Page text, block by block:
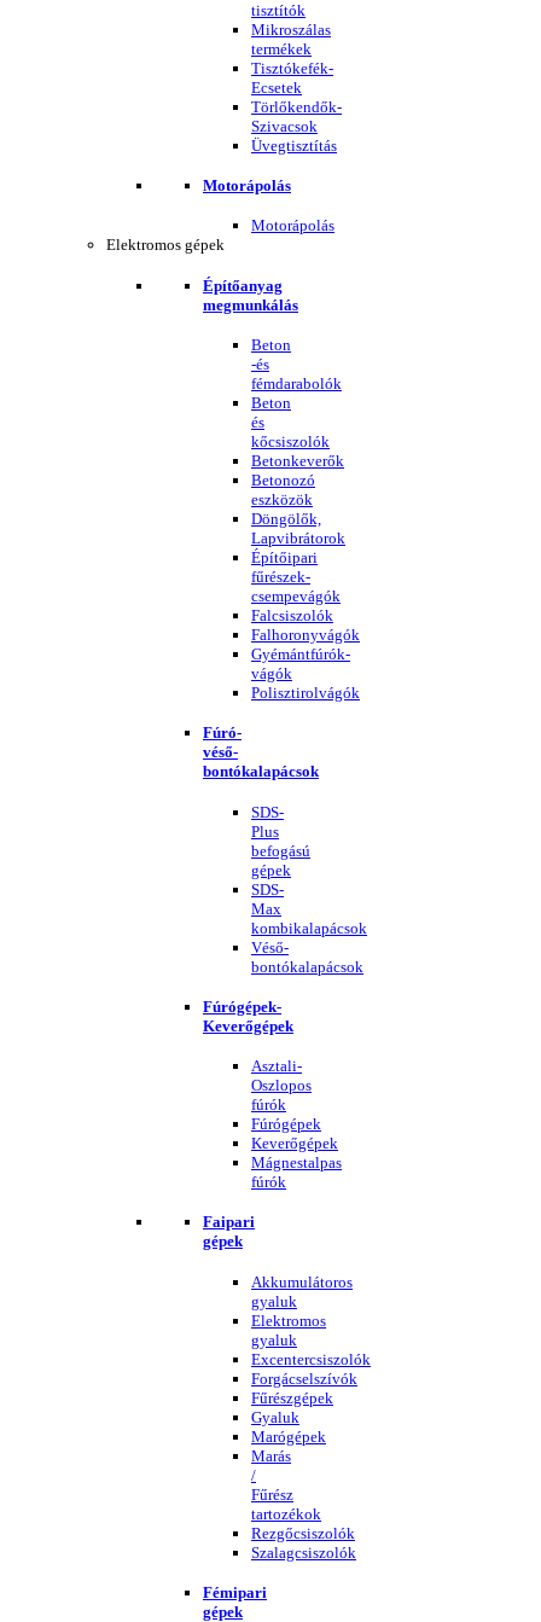
tisztítók
Mikroszálas
termékek
Tisztókefék-
Ecsetek
Törlőkendők-
Szivacsok
Üvegtisztítás
Motorápolás
Motorápolás
Elektromos gépek
Építőanyag
megmunkálás
Beton
-és
fémdarabolók
Beton
és
kőcsiszolók
Betonkeverők
Betonozó
eszközök
Döngölők,
Lapvibrátorok
Építőipari
fűrészek-
csempevágók
Falcsiszolók
Falhoronyvágók
Gyémántfúrók-
vágók
Polisztirolvágók
Fúró-
véső-
bontókalapácsok
SDS-
Plus
befogású
gépek
SDS-
Max
kombikalapácsok
Véső-
bontókalapácsok
Fúrógépek-
Keverőgépek
Asztali-
Oszlopos
fúrók
Fúrógépek
Keverőgépek
Mágnestalpas
fúrók
Faipari
gépek
Akkumulátoros
gyaluk
Elektromos
gyaluk
Excentercsiszolók
Forgácselszívók
Fűrészgépek
Gyaluk
Marógépek
Marás
/
Fűrész
tartozékok
Rezgőcsiszolók
Szalagcsiszolók
Fémipari
gépek